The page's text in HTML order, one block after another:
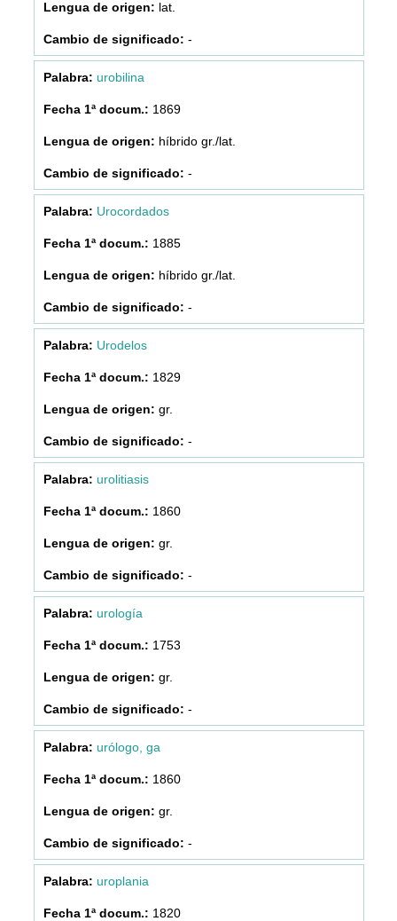
lat.
-
urobilina
1869
híbrido gr./lat.
-
Urocordados
1885
híbrido gr./lat.
-
Urodelos
1829
gr.
-
urolitiasis
1860
gr.
-
urología
1753
gr.
-
urólogo, ga
1860
gr.
-
uroplania
1820